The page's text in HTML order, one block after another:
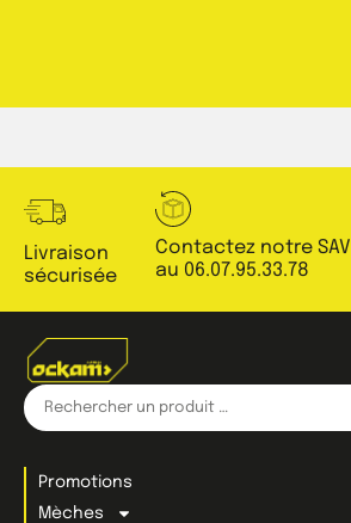
Livraison
sécurisée
Contactez notre SAV
au 06.07.95.33.78
Promotions
Mèches